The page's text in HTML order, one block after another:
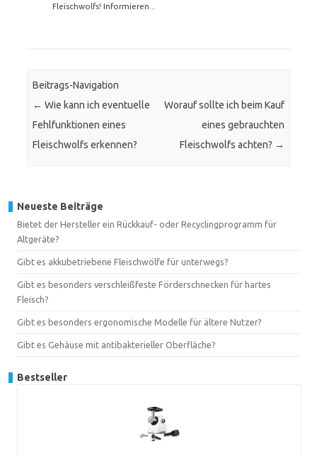
Fleischwolfs! Informieren...
Beitrags-Navigation
← Wie kann ich eventuelle
Fehlfunktionen eines
Fleischwolfs erkennen?
Worauf sollte ich beim Kauf
eines gebrauchten
Fleischwolfs achten? →
Neueste Beiträge
Bietet der Hersteller ein Rückkauf- oder Recyclingprogramm für
Altgeräte?
Gibt es akkubetriebene Fleischwölfe für unterwegs?
Gibt es besonders verschleißfeste Förderschnecken für hartes
Fleisch?
Gibt es besonders ergonomische Modelle für ältere Nutzer?
Gibt es Gehäuse mit antibakterieller Oberfläche?
Bestseller